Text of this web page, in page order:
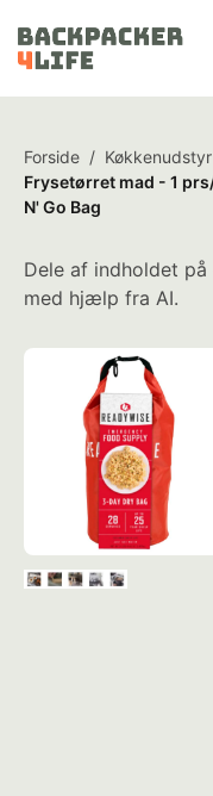
Forside /
Frysetørret mad - 1
N' Go Bag
Dele af indholdet
med hjælp fra AI.